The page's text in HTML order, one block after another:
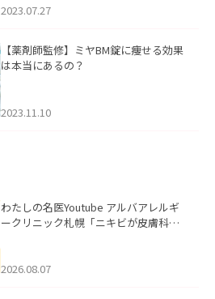
2023.07.27
【薬剤師監修】ミヤBM錠に痩せる効果
は本当にあるの？
2023.11.10
わたしの名医Youtube アルバアレルギ
ークリニック札幌「ニキビが皮膚科で
ました。
2026.08.07